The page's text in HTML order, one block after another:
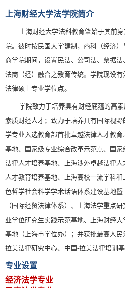
上海财经大学法学院简介
上海财经大学法科教育肇始于其前
院。彼时按民国大学建制，商科（经济
商学院期间，设置民法、公司法、票据
法商（经）融合之教育传统。学院现设
法律硕士专业学位点。
学院致力于培养具有财经底蕴的高
素质财经人才；致力于培养具有国际视野
学专业入选教育部首批卓越法律人才教
基地、国家级专业综合改革示范点、国
法律人才培养基地、上海涉外卓越法律
人才教育培养基地、上海高校一流学科
色哲学社会科学学术话语体系建设基地
（国际经贸法律体系）、上海法学重点
业学位研究生实践示范基地、上海财经
基地（上海市学位办）；并获批最高人
拉美法律研究中心、中国-拉美法律培训基
专业设置
经济法学专业